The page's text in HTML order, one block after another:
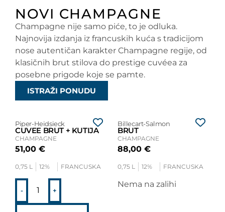
NOVI CHAMPAGNE
Champagne nije samo piće, to je odluka.
Najnovija izdanja iz francuskih kuća s tradicijom
nose autentičan karakter Champagne regije, od
klasičnih brut stilova do prestige cuvéea za
posebne prigode koje se pamte.
ISTRAŽI PONUDU
Piper-Heidsieck
CUVEE BRUT + KUTIJA
CHAMPAGNE
51,00 €
0,75 L 12% FRANCUSKA
- +
Billecart-Salmon
BRUT
CHAMPAGNE
88,00 €
0,75 L 12% FRANCUSKA
Nema na zalihi